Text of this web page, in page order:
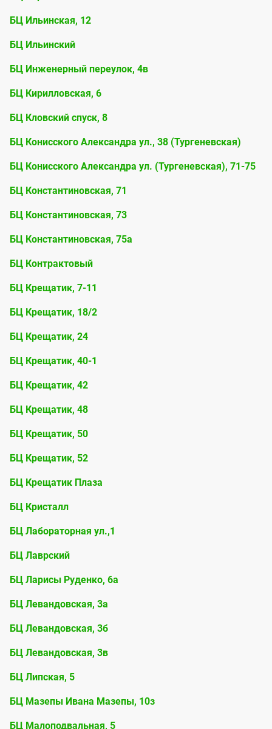
БЦ Ильинская, 12
БЦ Ильинский
БЦ Инженерный переулок, 4в
БЦ Кирилловская, 6
БЦ Кловский спуск, 8
БЦ Конисского Александра ул., 38 (Тургеневская)
БЦ Конисского Александра ул. (Тургеневская), 71-75
БЦ Константиновская, 71
БЦ Константиновская, 73
БЦ Константиновская, 75а
БЦ Контрактовый
БЦ Крещатик, 7-11
БЦ Крещатик, 18/2
БЦ Крещатик, 24
БЦ Крещатик, 40-1
БЦ Крещатик, 42
БЦ Крещатик, 48
БЦ Крещатик, 50
БЦ Крещатик, 52
БЦ Крещатик Плаза
БЦ Кристалл
БЦ Лабораторная ул.,1
БЦ Лаврский
БЦ Ларисы Руденко, 6а
БЦ Левандовская, 3а
БЦ Левандовская, 3б
БЦ Левандовская, 3в
БЦ Липская, 5
БЦ Мазепы Ивана Мазепы, 10з
БЦ Малоподвальная, 5